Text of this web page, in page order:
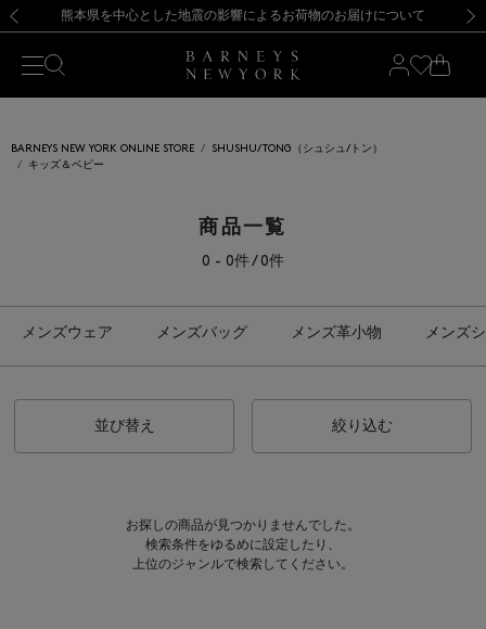
新規登録のお客様も対象！＜MY BARNEYS＞会員のお客様は11,000円（税込）以上のお買上げで常時送料無料！お買い物の際は会員登録を！
【夏季休業に伴う返品・交換承り一時停止のお知らせ】（2026.8.5）
熊本県を中心とした地震の影響によるお荷物のお届けについて
【開催中】SUMMER SALEのご案内・ご注意事項 新規登録のお客様も対象！＜MY BARNEYS＞会員のお客様は11,000円（税込）以上のお買上げで常時送料無料！お買い物の際は会員登録を！
【夏季休業に伴う返品・交換承り一時停止のお知らせ】（2026.8.5）
BARNEYS NEW YORK ONLINE STORE
SHUSHU/TONG（シュシュ/トン）
キッズ＆ベビー
商品一覧
0 - 0件 / 0件
メンズウェア メンズバッグ メンズ革小物 メンズ
並び替え 絞り込む
お探しの商品が見つかりませんでした。
検索条件をゆるめに設定したり、
上位のジャンルで検索してください。